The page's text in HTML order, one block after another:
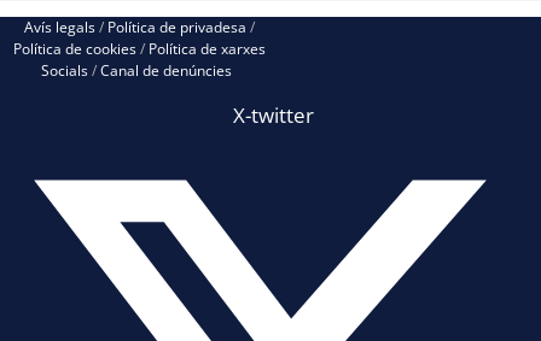
Avís legals/ Política de privadesa /
Política de cookies/ Política de xarxes
Socials/Canal de denúncies
X-twitter